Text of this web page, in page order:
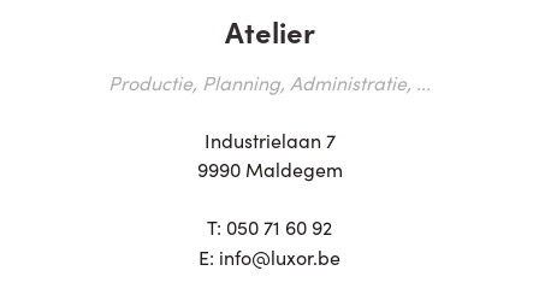
Atelier
Productie, Planning, Administratie, ...
Industrielaan 7
9990 Maldegem
T: 050 71 60 92
E: info@luxor.be